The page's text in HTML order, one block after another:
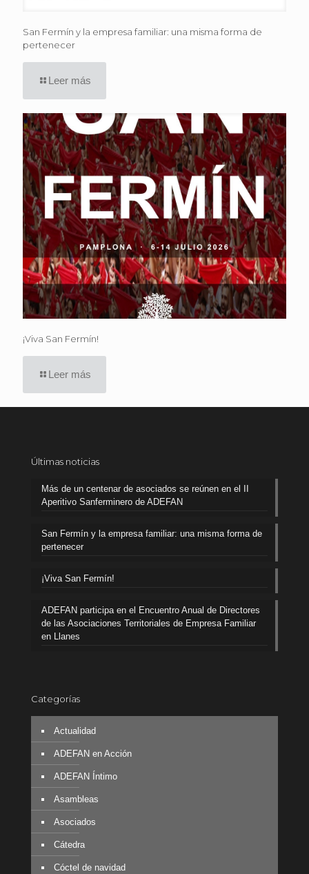
San Fermín y la empresa familiar: una misma forma de
pertenecer
Leer más
¡Viva San Fermín!
Leer más
Últimas noticias
Más de un centenar de asociados se reúnen en el II
Aperitivo Sanferminero de ADEFAN
San Fermín y la empresa familiar: una misma forma de
pertenecer
¡Viva San Fermín!
ADEFAN participa en el Encuentro Anual de Directores
de las Asociaciones Territoriales de Empresa Familiar
en Llanes
Categorías
Actualidad
ADEFAN en Acción
ADEFAN Íntimo
Asambleas
Asociados
Cátedra
Cóctel de navidad